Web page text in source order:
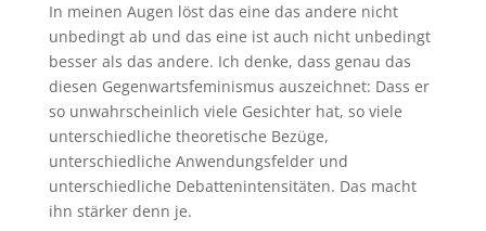
In meinen Augen löst das eine das andere nicht
unbedingt ab und das eine ist auch nicht unbedingt
besser als das andere. Ich denke, dass genau das
diesen Gegenwartsfeminismus auszeichnet: Dass er
so unwahrscheinlich viele Gesichter hat, so viele
unterschiedliche theoretische Bezüge,
unterschiedliche Anwendungsfelder und
unterschiedliche Debattenintensitäten. Das macht
ihn stärker denn je.